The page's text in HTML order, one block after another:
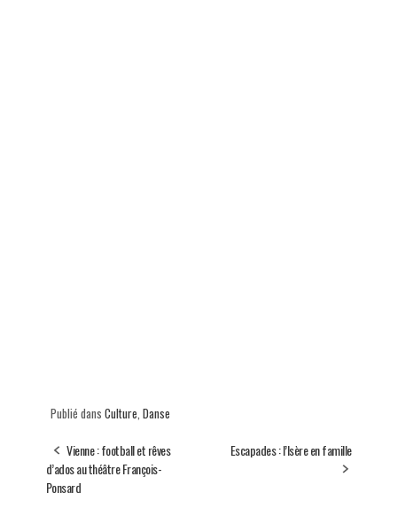
Publié dans Culture, Danse
Vienne : football et rêves
d’ados au théâtre François-
Ponsard
Escapades : l’Isère en famille